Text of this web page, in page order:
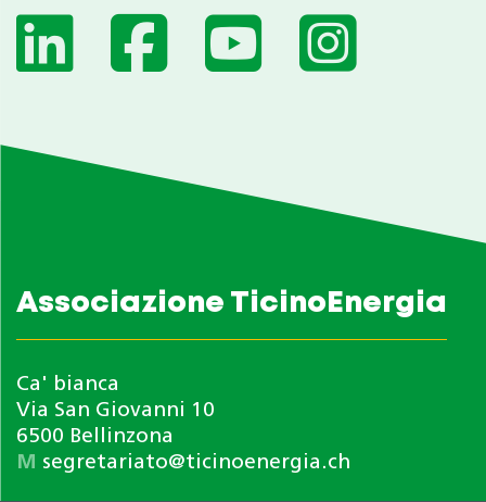
Associazione TicinoEnergia
Ca' bianca
Via San Giovanni 10
6500 Bellinzona
M segretariato@ticinoenergia.ch